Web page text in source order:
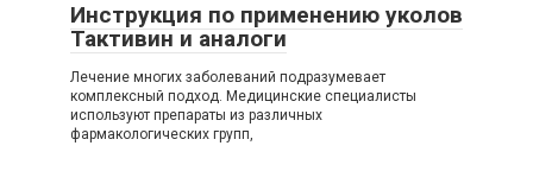
Инструкция по применению уколов
Тактивин и аналоги
Лечение многих заболеваний подразумевает
комплексный подход. Медицинские специалисты
используют препараты из различных
фармакологических групп,